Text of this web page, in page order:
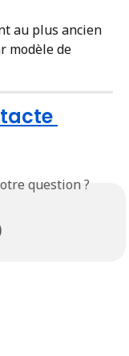
au plus ancien
modèle de
question ?